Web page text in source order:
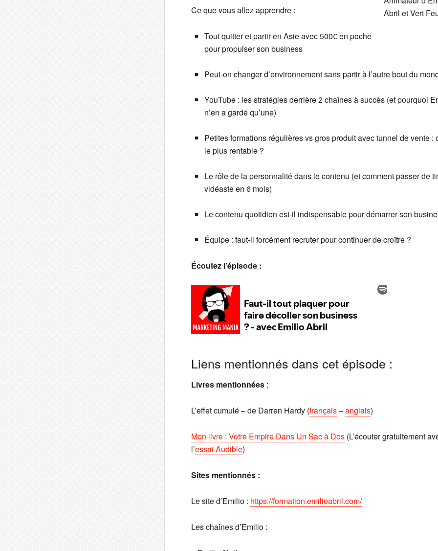
Abril et Vert
Ce que vous allez apprendre :
Tout quitter et partir en Asie avec 500€ en poche
pour propulser son business
Peut-on changer d’environnement sans partir à l’autre bout du
YouTube : les stratégies derrière 2 chaînes à succès (et pourquoi
n’en a gardé qu’une)
Petites formations régulières vs gros produit avec tunnel de vente :
le plus rentable ?
Le rôle de la personnalité dans le contenu (et comment passer de
vidéaste en 6 mois)
Le contenu quotidien est-il indispensable pour démarrer son
Équipe : faut-il forcément recruter pour continuer de croître ?
Écoutez l’épisode :
Liens mentionnés dans cet épisode :
Livres mentionnées :
L’effet cumulé – de Darren Hardy (français–anglais)
Mon livre : Votre Empire Dans Un Sac à Dos (L’écouter gratuitement
l’essai Audible)
Sites mentionnés :
Le site d’Emilio : https://formation.emilioabril.com/
Les chaînes d’Emilio :